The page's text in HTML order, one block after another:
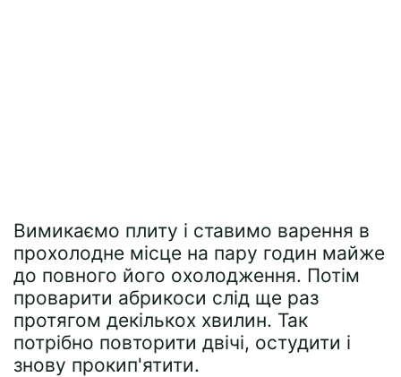
Вимикаємо плиту і ставимо варення в
прохолодне місце на пару годин майже
до повного його охолодження. Потім
проварити абрикоси слід ще раз
протягом декількох хвилин. Так
потрібно повторити двічі, остудити і
знову прокип'ятити.